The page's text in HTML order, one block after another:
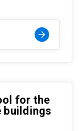
arrow_forward
for the
buildings